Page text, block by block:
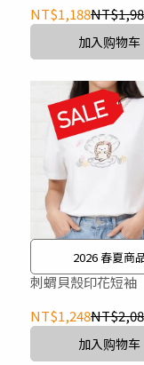
NT$1,188
加入购物车
2026 春夏商
刺蝟貝殼印花短袖
NT$1,248
加入购物车